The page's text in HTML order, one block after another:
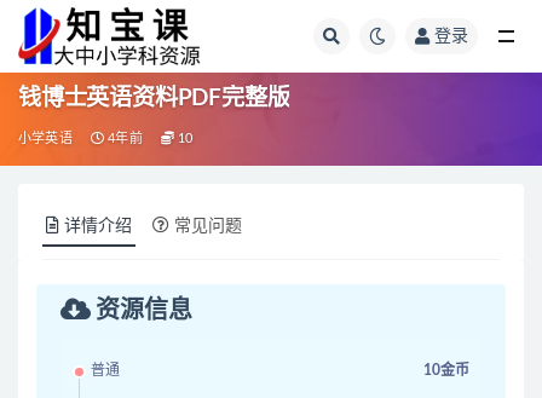
登录
钱博士英语资料PDF完整版
小学英语 4年前 10
详情介绍 常见问题
资源信息
普通 10金币
全部